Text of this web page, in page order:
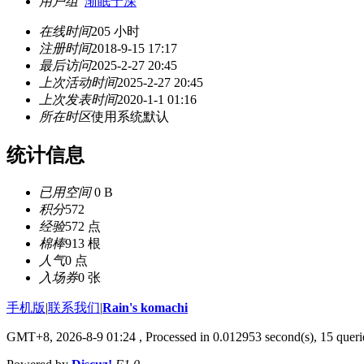
在线时间205 小时
注册时间2018-9-15 17:17
最后访问2025-2-27 20:45
上次活动时间2025-2-27 20:45
上次发表时间2020-1-1 01:16
所在时区使用系统默认
统计信息
已用空间0 B
积分572
经验572 点
棉棒913 根
人气0 点
入场券0 张
手机版|联系我们|Rain's komachi
GMT+8, 2026-8-9 01:24 , Processed in 0.012953 second(s), 15